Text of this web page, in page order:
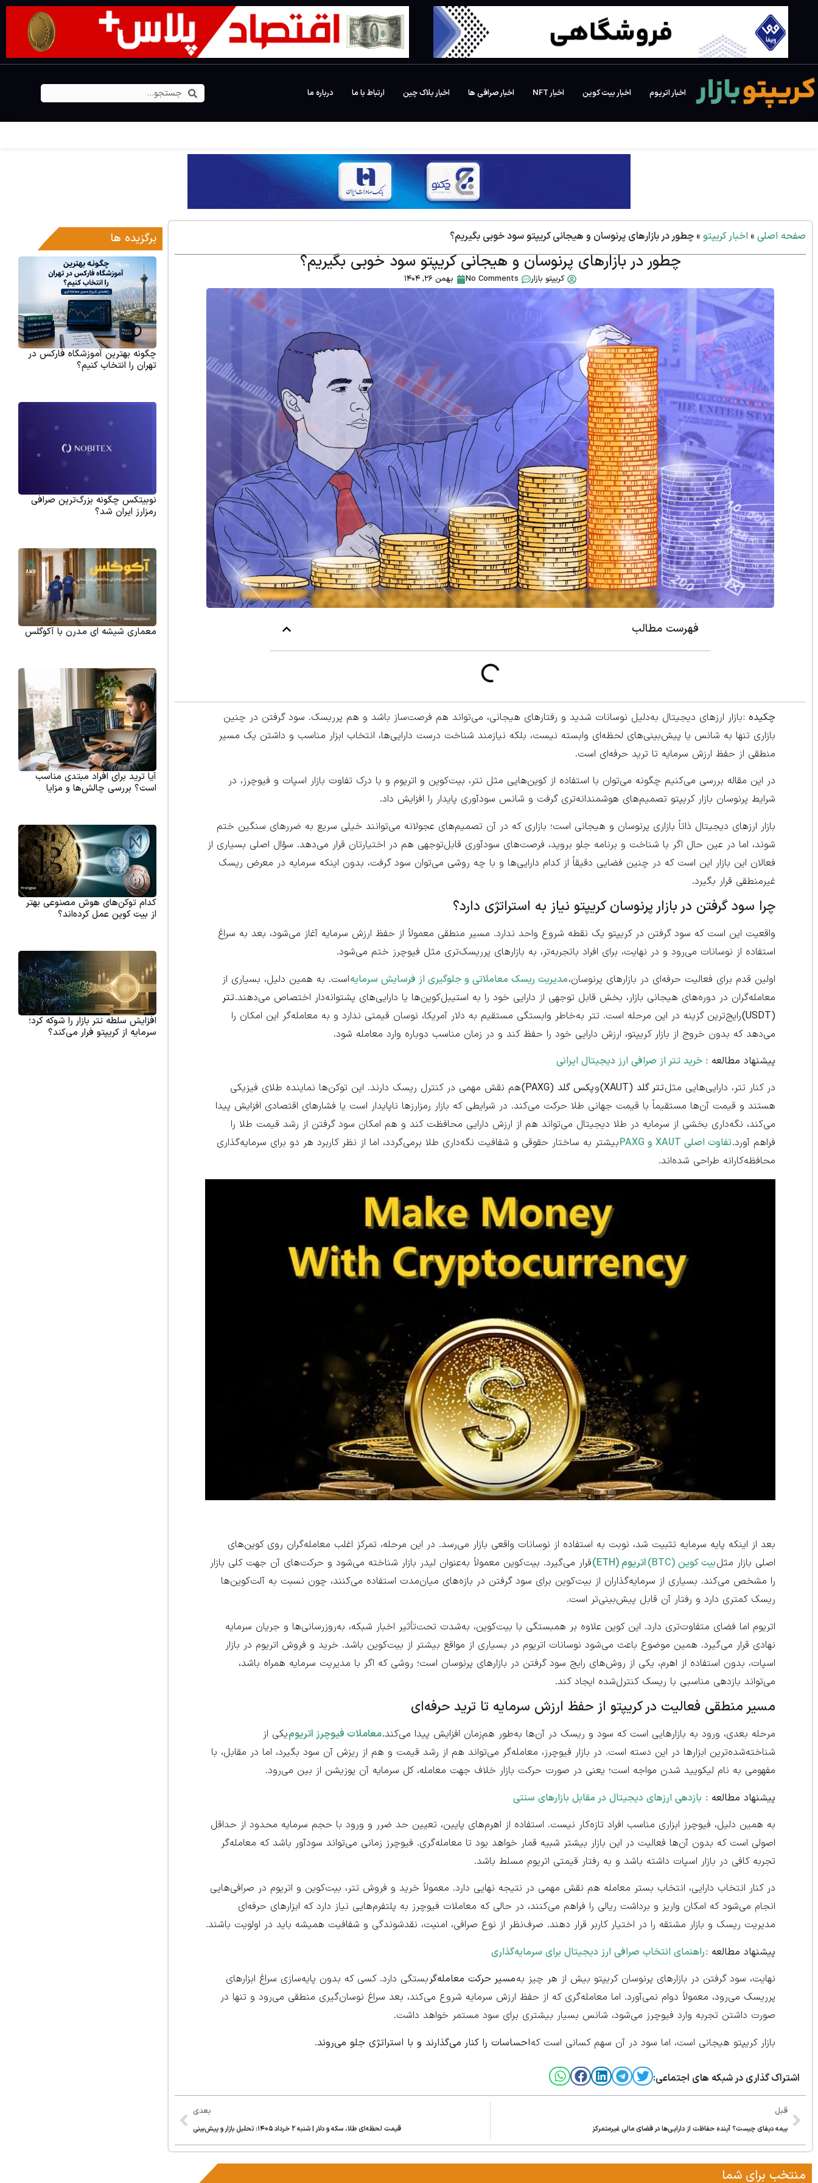
اخبار اتریوم اخبار بیت کوین اخبار NFT اخبار صرافی ها اخبار بلاک چین ارتباط با ما درباره ما
صفحه اصلی » اخبار کریپتو » چطور در بازارهای پرنوسان و هیجانی کریپتو سود خوبی بگیریم؟
چطور در بازارهای پرنوسان و هیجانی کریپتو سود خوبی بگیریم؟
کریپتو بازار No Comments بهمن ۲۶, ۱۴۰۴
فهرست مطالب
چکیده :بازار ارزهای دیجیتال به‌دلیل نوسانات شدید و رفتارهای هیجانی، می‌تواند هم فرصت‌ساز باشد و هم پرریسک. سود گرفتن در چنین
بازاری تنها به شانس یا پیش‌بینی‌های لحظه‌ای وابسته نیست، بلکه نیازمند شناخت درست دارایی‌ها، انتخاب ابزار مناسب و داشتن یک مسیر
منطقی از حفظ ارزش سرمایه تا ترید حرفه‌ای است.
در این مقاله بررسی می‌کنیم چگونه می‌توان با استفاده از کوین‌هایی مثل تتر، بیت‌کوین و اتریوم و با درک تفاوت بازار اسپات و فیوچرز، در
شرایط پرنوسان بازار کریپتو تصمیم‌های هوشمندانه‌تری گرفت و شانس سودآوری پایدار را افزایش داد.
بازار ارزهای دیجیتال ذاتاً بازاری پرنوسان و هیجانی است؛ بازاری که در آن تصمیم‌های عجولانه می‌توانند خیلی سریع به ضررهای سنگین ختم
شوند، اما در عین حال اگر با شناخت و برنامه جلو بروید، فرصت‌های سودآوری قابل‌توجهی هم در اختیارتان قرار می‌دهد. سؤال اصلی بسیاری از
فعالان این بازار این است که در چنین فضایی دقیقاً از کدام دارایی‌ها و با چه روشی می‌توان سود گرفت، بدون اینکه سرمایه در معرض ریسک
غیرمنطقی قرار بگیرد.
چرا سود گرفتن در بازار پرنوسان کریپتو نیاز به استراتژی دارد؟
واقعیت این است که سود گرفتن در کریپتو یک نقطه شروع واحد ندارد. مسیر منطقی معمولاً از حفظ ارزش سرمایه آغاز می‌شود، بعد به سراغ
استفاده از نوسانات می‌رود و در نهایت، برای افراد باتجربه‌تر، به بازارهای پرریسک‌تری مثل فیوچرز ختم می‌شود.
اولین قدم برای فعالیت حرفه‌ای در بازارهای پرنوسان،مدیریت ریسک معاملاتی و جلوگیری از فرسایش سرمایهاست. به همین دلیل، بسیاری از
معامله‌گران در دوره‌های هیجانی بازار، بخش قابل توجهی از دارایی خود را به استیبل‌کوین‌ها یا دارایی‌های پشتوانه‌دار اختصاص می‌دهند.تتر
(USDT)
رایج‌ترین گزینه در این مرحله است. تتر به‌خاطر وابستگی مستقیم به دلار آمریکا، نوسان قیمتی ندارد و به معامله‌گر این امکان را
می‌دهد که بدون خروج از بازار کریپتو، ارزش دارایی خود را حفظ کند و در زمان مناسب دوباره وارد معامله شود.
پیشنهاد مطالعه : خرید تتر از صرافی ارز دیجیتال ایرانی
در کنار تتر، دارایی‌هایی مثلتتر گلد (XAUT) وپکس گلد (PAXG)
هم نقش مهمی در کنترل ریسک دارند. این توکن‌ها نماینده طلای فیزیکی
هستند و قیمت آن‌ها مستقیماً با قیمت جهانی طلا حرکت می‌کند. در شرایطی که بازار رمزارزها ناپایدار است یا فشارهای اقتصادی افزایش پیدا
می‌کند، نگه‌داری بخشی از سرمایه در طلا دیجیتال می‌تواند هم از ارزش دارایی محافظت کند و هم امکان سود گرفتن از رشد قیمت طلا را
فراهم آورد.تفاوت اصلی XAUT و PAXG
بیشتر به ساختار حقوقی و شفافیت نگه‌داری طلا برمی‌گردد، اما از نظر کاربرد هر دو برای سرمایه‌گذاری
محافظه‌کارانه طراحی شده‌اند.
بعد از اینکه پایه سرمایه تثبیت شد، نوبت به استفاده از نوسانات واقعی بازار می‌رسد. در این مرحله، تمرکز اغلب معامله‌گران روی کوین‌های
اصلی بازار مثلبیت کوین (BTC) اتریوم (ETH)
قرار می‌گیرد. بیت‌کوین معمولاً به‌عنوان لیدر بازار شناخته می‌شود و حرکت‌های آن جهت کلی بازار
را مشخص می‌کند. بسیاری از سرمایه‌گذاران از بیت‌کوین برای سود گرفتن در بازه‌های میان‌مدت استفاده می‌کنند، چون نسبت به آلت‌کوین‌ها
ریسک کمتری دارد و رفتار آن قابل پیش‌بینی‌تر است.
اتریوم اما فضای متفاوت‌تری دارد. این کوین علاوه بر همبستگی با بیت‌کوین، به‌شدت تحت‌تأثیر اخبار شبکه، به‌روزرسانی‌ها و جریان سرمایه
نهادی قرار می‌گیرد. همین موضوع باعث می‌شود نوسانات اتریوم در بسیاری از مواقع بیشتر از بیت‌کوین باشد. خرید و فروش اتریوم در بازار
اسپات، بدون استفاده از اهرم، یکی از روش‌های رایج سود گرفتن در بازارهای پرنوسان است؛ روشی که اگر با مدیریت سرمایه همراه باشد،
می‌تواند بازدهی مناسبی با ریسک کنترل‌شده ایجاد کند.
مسیر منطقی فعالیت در کریپتو از حفظ ارزش سرمایه تا ترید حرفه‌ای
مرحله بعدی، ورود به بازارهایی است که سود و ریسک در آن‌ها به‌طور هم‌زمان افزایش پیدا می‌کند.معاملات فیوچرز اتریومیکی از
شناخته‌شده‌ترین ابزارها در این دسته است. در بازار فیوچرز، معامله‌گر می‌تواند هم از رشد قیمت و هم از ریزش آن سود بگیرد، اما در مقابل، با
مفهومی به نام لیکویید شدن مواجه است؛ یعنی در صورت حرکت بازار خلاف جهت معامله، کل سرمایه آن پوزیشن از بین می‌رود.
پیشنهاد مطالعه : بازدهی ارزهای دیجیتال در مقابل بازارهای سنتی
به همین دلیل، فیوچرز ابزاری مناسب افراد تازه‌کار نیست. استفاده از اهرم‌های پایین، تعیین حد ضرر و ورود با حجم سرمایه محدود از حداقل
اصولی است که بدون آن‌ها فعالیت در این بازار بیشتر شبیه قمار خواهد بود تا معامله‌گری. فیوچرز زمانی می‌تواند سودآور باشد که معامله‌گر
تجربه کافی در بازار اسپات داشته باشد و به رفتار قیمتی اتریوم مسلط باشد.
در کنار انتخاب دارایی، انتخاب بستر معامله هم نقش مهمی در نتیجه نهایی دارد. معمولاً خرید و فروش تتر، بیت‌کوین و اتریوم در صرافی‌هایی
انجام می‌شود که امکان واریز و برداشت ریالی را فراهم می‌کنند، در حالی که معاملات فیوچرز به پلتفرم‌هایی نیاز دارد که ابزارهای حرفه‌ای
مدیریت ریسک و بازار مشتقه را در اختیار کاربر قرار دهند. صرف‌نظر از نوع صرافی، امنیت، نقدشوندگی و شفافیت همیشه باید در اولویت باشند.
پیشنهاد مطالعه :راهنمای انتخاب صرافی ارز دیجیتال برای سرمایه‌گذاری
نهایت، سود گرفتن در بازارهای پرنوسان کریپتو بیش از هر چیز بهمسیر حرکت معامله‌گربستگی دارد. کسی که بدون پایه‌سازی سراغ ابزارهای
پرریسک می‌رود، معمولاً دوام نمی‌آورد. اما معامله‌گری که از حفظ ارزش سرمایه شروع می‌کند، بعد سراغ نوسان‌گیری منطقی می‌رود و تنها در
صورت داشتن تجربه وارد فیوچرز می‌شود، شانس بسیار بیشتری برای سود مستمر خواهد داشت.
بازار کریپتو هیجانی است، اما سود در آن سهم کسانی است کهاحساسات را کنار می‌گذارند و با استراتژی جلو می‌روند.
اشتراک گذاری در شبکه های اجتماعی:
قبل
بیمه دیفای چیست؟ آینده حفاظت از دارایی‌ها در فضای مالی غیرمتمرکز
بعدی
قیمت لحظه‌ای طلا، سکه و دلار | شنبه ۲ خرداد ۱۴۰۵: تحلیل بازار و پیش‌بینی
برگزیده ها
چگونه بهترین آموزشگاه فارکس در
تهران را انتخاب کنیم؟
نوبیتکس چگونه بزرگ‌ترین صرافی
رمزارز ایران شد؟
معماری شیشه ای مدرن با آکوگلس
آیا ترید برای افراد مبتدی مناسب
است؟ بررسی چالش‌ها و مزایا
کدام توکن‌های هوش مصنوعی بهتر
از بیت کوین عمل کرده‌اند؟
افزایش سلطه تتر بازار را شوکه کرد؛
سرمایه از کریپتو فرار می‌کند؟
منتخب برای شما